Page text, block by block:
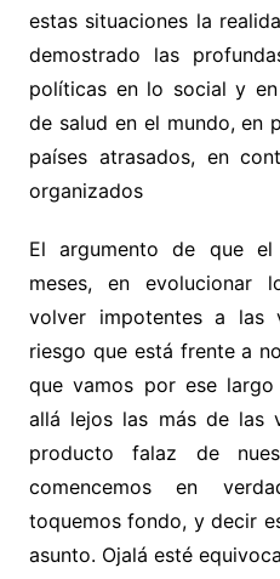
estas situaciones la
demostrado las
políticas en lo social y
de salud en el mundo, en
países atrasados, en
organizados
El argumento de que
meses, en evolucionar
volver impotentes a las
riesgo que está frente a
que vamos por ese
allá lejos las más de las
producto falaz de
comencemos en
toquemos fondo, y decir
asunto. Ojalá esté